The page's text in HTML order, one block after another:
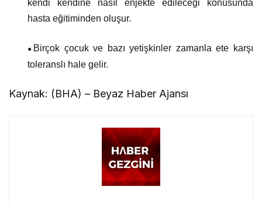
kendi kendine nasıl enjekte edileceği konusunda
hasta eğitiminden oluşur.
● Birçok çocuk ve bazı yetişkinler zamanla ete karşı
toleranslı hale gelir.
Kaynak: (BHA) – Beyaz Haber Ajansı